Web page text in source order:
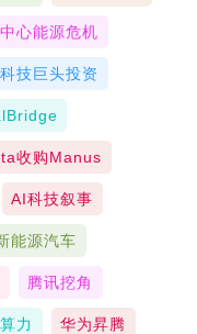
心能源危机
科技巨头投资
收购Manus
AI科技叙事
能源汽车
腾讯挖角
力 华为昇腾